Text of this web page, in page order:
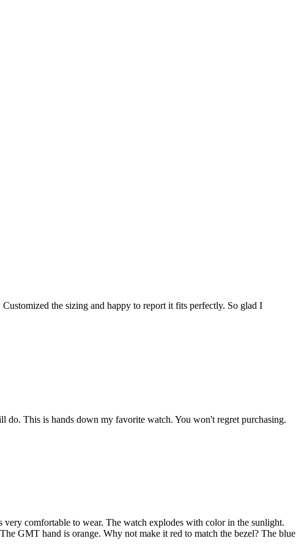
the sizing and happy to report it fits perfectly. So glad I
do. This is hands down my favorite watch. You won't regret purchasing.
very comfortable to wear. The watch explodes with color in the sunlight.
GMT hand is orange. Why not make it red to match the bezel? The blue